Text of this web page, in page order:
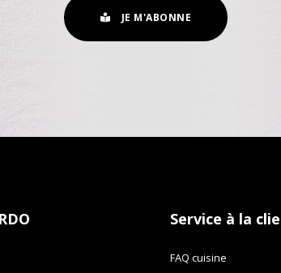
JE M'ABONNE
Service à la
FAQ cuisine